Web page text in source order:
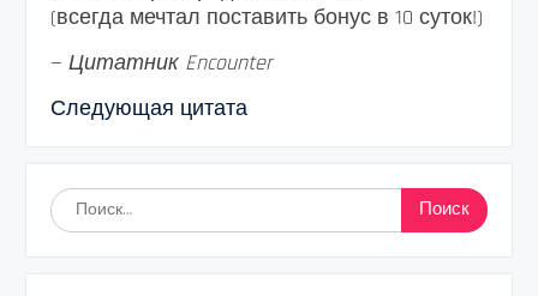
(всегда мечтал поставить бонус в 10 суток!)
— Цитатник Encounter
Следующая цитата
Найти: